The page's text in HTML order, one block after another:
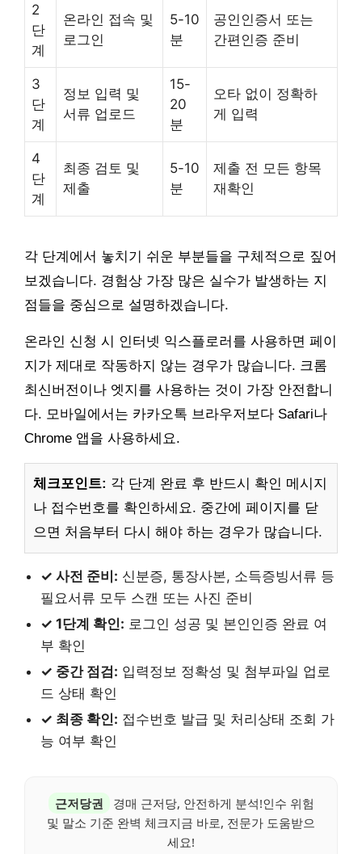
2
단
계
온라인 접속 및
로그인
5-10
분
공인인증서 또는
간편인증 준비
3
단
계
정보 입력 및
서류 업로드
15-
20
분
오타 없이 정확하
게 입력
4
단
계
최종 검토 및
제출
5-10
분
제출 전 모든 항목
재확인
각 단계에서 놓치기 쉬운 부분들을 구체적으로 짚어
보겠습니다. 경험상 가장 많은 실수가 발생하는 지
점들을 중심으로 설명하겠습니다.
온라인 신청 시 인터넷 익스플로러를 사용하면 페이
지가 제대로 작동하지 않는 경우가 많습니다. 크롬
최신버전이나 엣지를 사용하는 것이 가장 안전합니
다. 모바일에서는 카카오톡 브라우저보다 Safari나
Chrome 앱을 사용하세요.
체크포인트: 각 단계 완료 후 반드시 확인 메시지
나 접수번호를 확인하세요. 중간에 페이지를 닫
으면 처음부터 다시 해야 하는 경우가 많습니다.
✓ 사전 준비: 신분증, 통장사본, 소득증빙서류 등
필요서류 모두 스캔 또는 사진 준비
✓ 1단계 확인: 로그인 성공 및 본인인증 완료 여
부 확인
✓ 중간 점검: 입력정보 정확성 및 첨부파일 업로
드 상태 확인
✓ 최종 확인: 접수번호 발급 및 처리상태 조회 가
능 여부 확인
근저당권
경매 근저당, 안전하게 분석!인수 위험
및 말소 기준 완벽 체크지금 바로, 전문가 도움받으
세요!